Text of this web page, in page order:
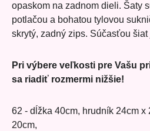
opaskom na zadnom dieli. Šaty
potlačou a bohatou tylovou
skrytý, zadný zips. Súčasťou
Pri výbere veľkosti pre Vašu
sa riadiť rozmermi nižšie!
62 - dĺžka 40cm, hrudník 24cm x
20cm,